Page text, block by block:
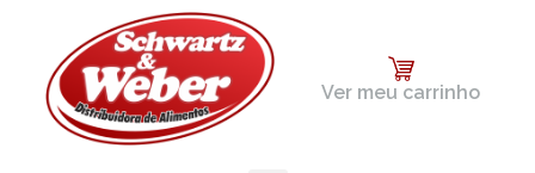
Ver meu carrinho